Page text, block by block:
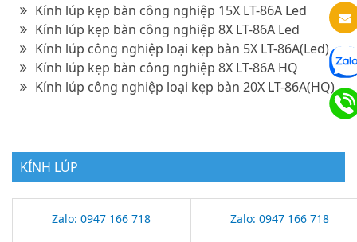
Kính lúp kẹp bàn công nghiệp 15X LT-86A Led
Kính lúp kẹp bàn công nghiệp 8X LT-86A Led
Kính lúp công nghiệp loại kẹp bàn 5X LT-86A(Led)
Kính lúp kẹp bàn công nghiệp 8X LT-86A HQ
Kính lúp công nghiệp loại kẹp bàn 20X LT-86A(HQ)
KÍNH LÚP
Zalo: 0947 166 718 Zalo: 0947 166 718